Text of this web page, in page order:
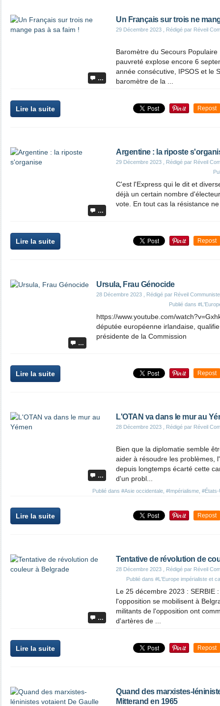
…
Un Français sur trois ne
29 Décembre 2023 , Rédigé par Réveil
Baromètre du Secours
pauvreté explose encore 6
année consécutive, IPSOS et le
baromètre de la ...
Lire la suite Repost
…
Argentine : la riposte
29 Décembre 2023 , Rédigé par Réveil
C'est l'Express qui le dit et
déjà un certain nombre
vote. En tout cas la résistance
Lire la suite Repost
…
Ursula, Frau Génocide
28 Décembre 2023 , Rédigé par Réveil Communiste
Publié dans
https://www.youtube.com/
députée européenne irlandaise,
présidente de la Commission
Lire la suite Repost
…
L'OTAN va dans le mur au
28 Décembre 2023 , Rédigé par Réveil
Publié dans #Asie occidentale #Impérialisme #États-
Bien que la diplomatie semble
aider à résoudre les problèmes,
depuis longtemps écarté cette
d'un probl...
Lire la suite Repost
…
Tentative de révolution de
28 Décembre 2023 , Rédigé par Réveil
Publié dans #L'Europe impérialiste et
Le 25 décembre 2023 : SERBIE
l'opposition se mobilisent à
militants de l'opposition ont
d'artères de ...
Lire la suite Repost
Quand des marxistes-
Mitterand en 1965